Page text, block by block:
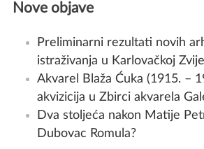
Nove objave
Preliminarni rezultati novih
istraživanja u Karlovačkoj
Akvarel Blaža Ćuka (1915. –
akvizicija u Zbirci akvarela
Dva stoljeća nakon Matije
Dubovac Romula?